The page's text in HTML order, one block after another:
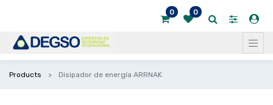
0 0
Products Disipador de energía ARRNAK